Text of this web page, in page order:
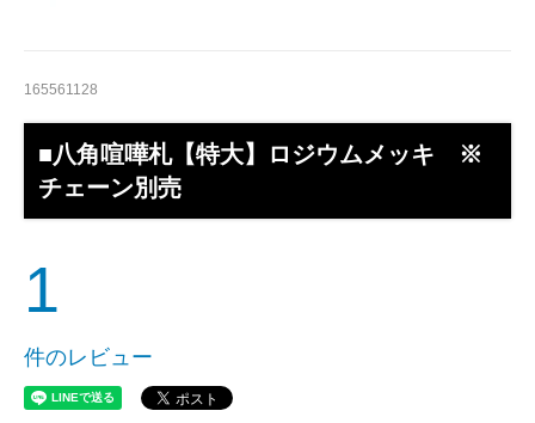
165561128
■八角喧嘩札【特大】ロジウムメッキ ※
チェーン別売
1
件のレビュー